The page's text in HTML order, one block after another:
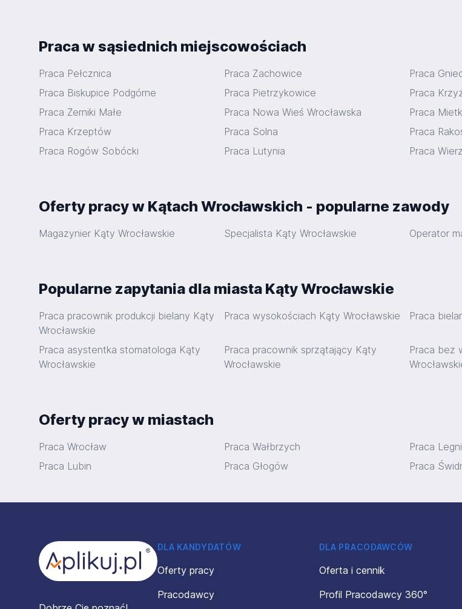
Praca w sąsiednich miejscowościach
Praca Pełcznica Praca Zachowice Praca
Praca Biskupice Podgórne
Praca Pietrzykowice Praca
Praca Żerniki Małe
Praca Nowa Wieś Wrocławska Praca
Praca Krzeptów
Praca Solna Praca
Praca Rogów Sobócki
Praca Lutynia Praca
Oferty pracy w Kątach Wrocławskich - popularne zawody
Magazynier Kąty Wrocławskie Specjalista Kąty Wrocławskie Operator
Popularne zapytania dla miasta Kąty Wrocławskie
Praca pracownik produkcji bielany Kąty
Wrocławskie
Praca wysokościach Kąty Wrocławskie Praca
Praca asystentka stomatologa Kąty
Wrocławskie
Praca pracownik sprzątający Kąty
Wrocławskie
Praca bez
Oferty pracy w miastach
Praca Wrocław Praca Wałbrzych Praca
Praca Lubin
Praca Głogów Praca
DLA KANDYDATÓW
Oferty pracy
Pracodawcy
DLA PRACODAWCÓW
Oferta i cennik
Profil Pracodawcy 360°